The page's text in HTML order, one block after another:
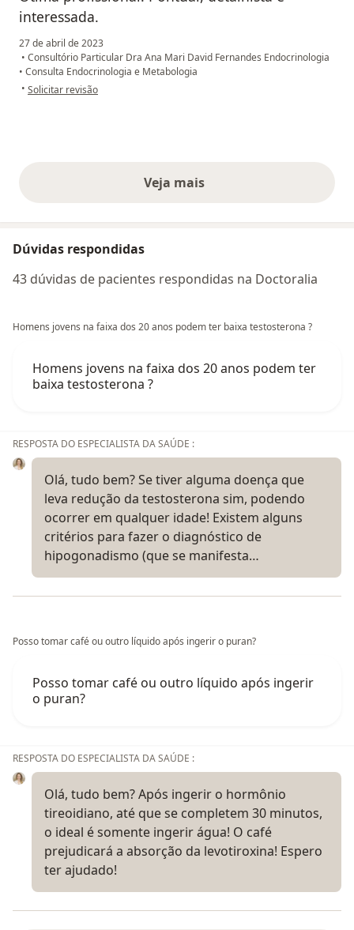
interessada.
27 de abril de 2023
• Consultório Particular Dra Ana Mari David Fernandes Endocrinologia
• Consulta Endocrinologia e Metabologia
• na opinião do utilizador Ediberto Santos
Solicitar revisão
Veja maisopiniões acima
Dúvidas respondidas
43 dúvidas de pacientes respondidas na Doctoralia
Homens jovens na faixa dos 20 anos podem ter baixa testosterona ?
Homens jovens na faixa dos 20 anos podem ter
baixa testosterona ?
RESPOSTA DO ESPECIALISTA DA SAÚDE :
Olá, tudo bem? Se tiver alguma doença que
leva redução da testosterona sim, podendo
ocorrer em qualquer idade! Existem alguns
critérios para fazer o diagnóstico de
hipogonadismo (que se manifesta…
Posso tomar café ou outro líquido após ingerir o puran?
Posso tomar café ou outro líquido após ingerir
o puran?
RESPOSTA DO ESPECIALISTA DA SAÚDE :
Olá, tudo bem? Após ingerir o hormônio
tireoidiano, até que se completem 30 minutos,
o ideal é somente ingerir água! O café
prejudicará a absorção da levotiroxina! Espero
ter ajudado!